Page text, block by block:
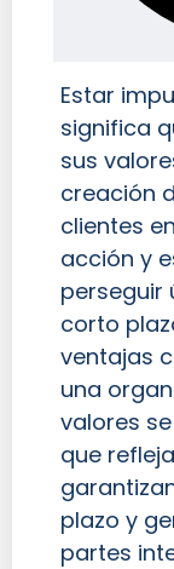
Estar
significa
sus
creación
clientes
acción y
perseguir
corto
ventajas
una
valores
que
plazo y
partes